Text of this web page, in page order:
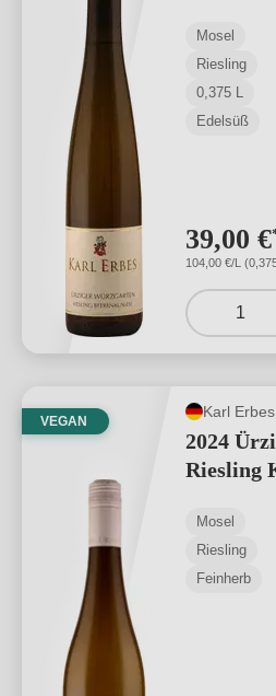
Mosel
Riesling
0,375 L
Edelsüß
39,00 €
104,00 €/L
1
VEGAN
Karl Erbes
2024
Riesling
Mosel
Riesling
Feinherb